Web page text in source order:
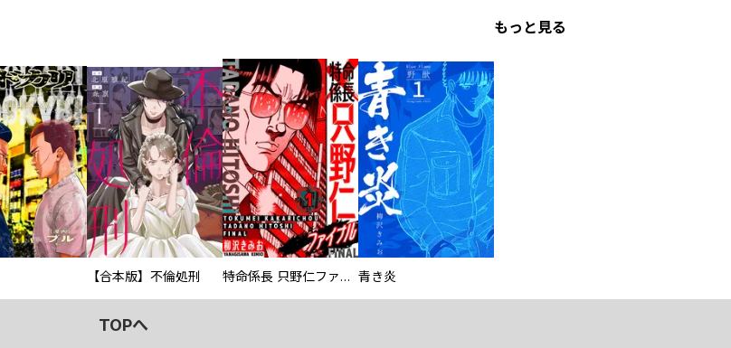
もっと見る
【合本版】不倫処刑 特命係長 只野仁ファイナル 愛蔵版 青き炎
TOPへ